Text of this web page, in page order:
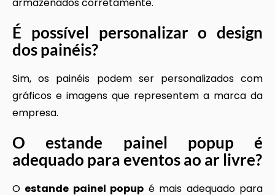
É possível personalizar o design
dos painéis?
Sim, os painéis podem ser personalizados com
gráficos e imagens que representem a marca da
empresa.
Oestande painel popup é
adequado para eventos ao ar livre?
O estande painel popup é mais adequado para